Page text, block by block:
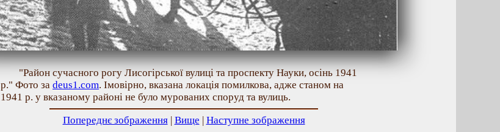
"Район сучасного рогу Лисогірської вулиці та проспекту Науки, осінь 1941
р." Фото за deus1.com. Імовірно, вказана локація помилкова, адже станом на
1941 р. у вказаному районі не було мурованих споруд та вулиць.
Попереднє зображення| Вище | Наступне зображення